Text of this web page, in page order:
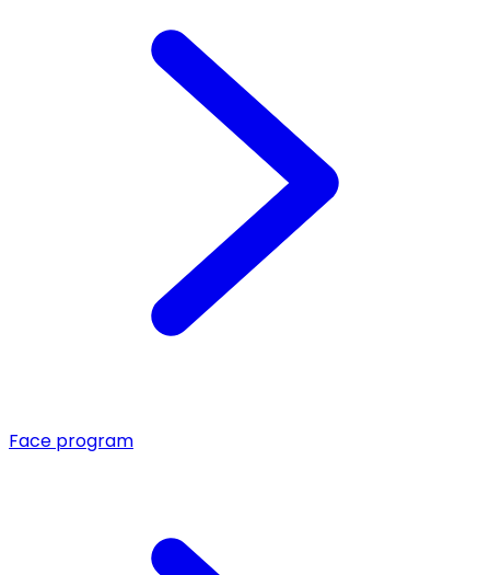
Face program